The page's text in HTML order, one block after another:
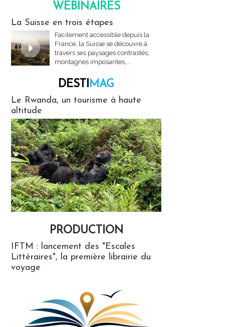
WEBINAIRES
La Suisse en trois étapes
Facilement accessible depuis la
France, la Suisse se découvre à
travers ses paysages contrastés,
montagnes imposantes,...
DESTIMAG
Le Rwanda, un tourisme à haute
altitude
PRODUCTION
IFTM : lancement des "Escales
Littéraires", la première librairie du
voyage